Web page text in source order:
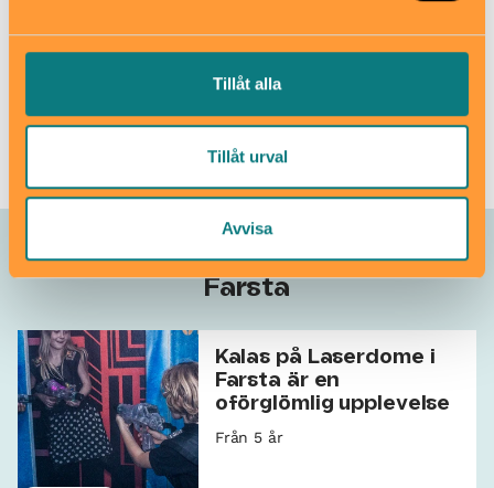
Tillåt alla
Tillåt urval
Avvisa
bokning@laserdome-farsta.se
Boka plats
Allt som händer – Laserdome
Farsta
Kalas på Laserdome i
Farsta är en
oförglömlig upplevelse
Från 5 år